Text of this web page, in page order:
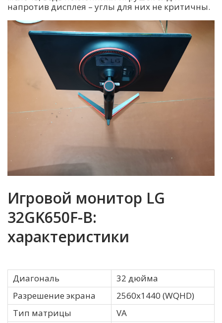
напротив дисплея – углы для них не критичны.
Игровой монитор LG
32GK650F-B:
характеристики
Диагональ
32 дюйма
Разрешение экрана
2560х1440 (WQHD)
Тип матрицы
VA